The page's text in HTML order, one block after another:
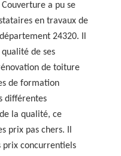
a pu se
en travaux de
24320. Il
de ses
de toiture
de formation
différentes
la qualité, ce
prix pas chers. Il
prix concurrentiels